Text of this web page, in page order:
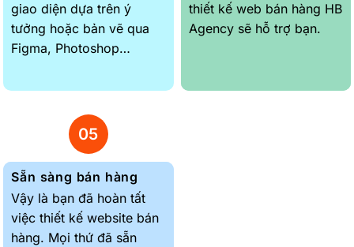
giao diện dựa trên ý
tưởng hoặc bản vẽ qua
Figma, Photoshop…
thiết kế web bán hàng HB
Agency sẽ hỗ trợ bạn.
Sẵn sàng bán hàng
Vậy là bạn đã hoàn tất
việc thiết kế website bán
hàng. Mọi thứ đã sẵn